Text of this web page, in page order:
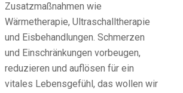
Zusatzmaßnahmen wie
Wärmetherapie, Ultraschalltherapie
und Eisbehandlungen. Schmerzen
und Einschränkungen vorbeugen,
reduzieren und auflösen für ein
vitales Lebensgefühl, das wollen wir